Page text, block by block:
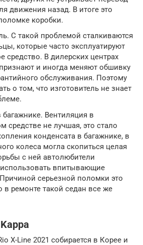
движения назад. В итоге это
коробки.
С такой проблемой сталкиваются
которые часто эксплуатируют
средство. В дилерских центрах
и иногда меняют обшивку
обслуживания. Поэтому
о том, что изготовитель не знает
багажнике. Вентиляция в
средстве не лучшая, это стало
конденсата в багажнике, в
колеса могла скопиться целая
с ней автолюбители
впитывающие
серьезной поломки это
в ремонте такой седан все же
X-Line 2021 собирается в Корее и